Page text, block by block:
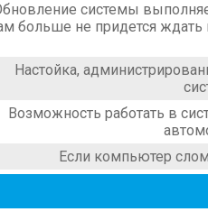
системы
больше не придется ждать
Настойка,
Возможность работать в
Если компьютер